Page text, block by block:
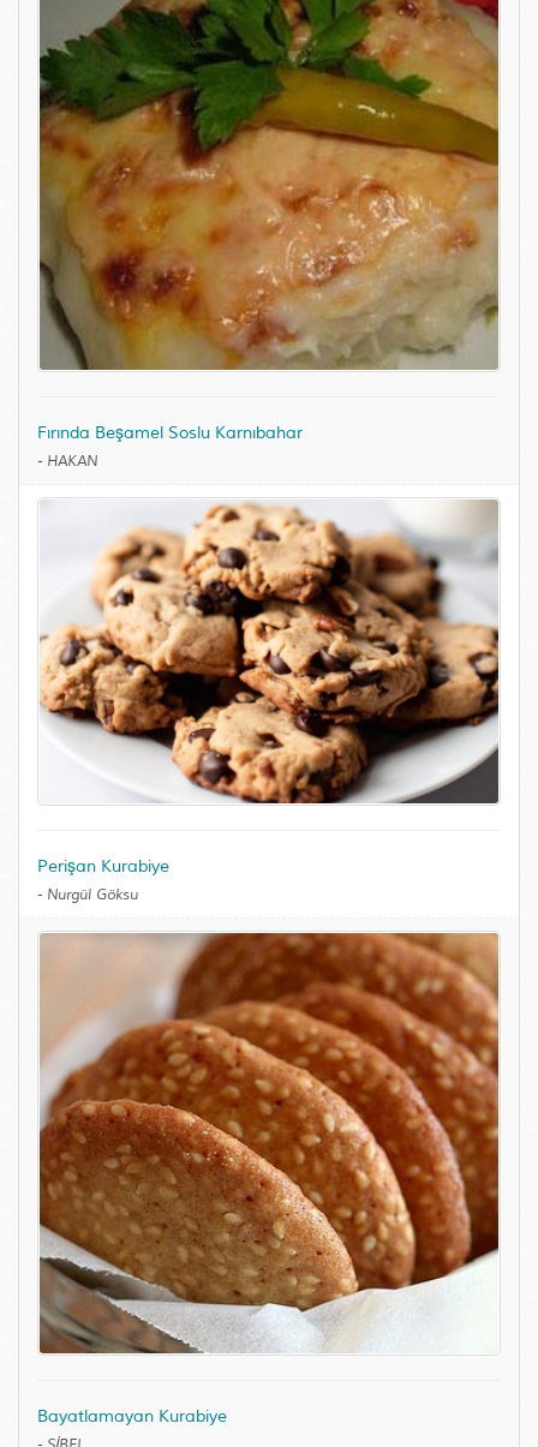
Fırında Beşamel Soslu Karnıbahar
- HAKAN
Perişan Kurabiye
- Nurgül Göksu
Bayatlamayan Kurabiye